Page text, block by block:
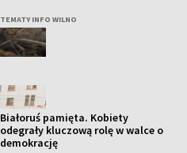
TEMATY INFO WILNO
Białoruś pamięta. Kobiety
odegrały kluczową rolę w walce o
demokrację